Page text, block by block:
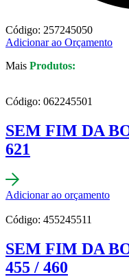
Código: 257245050
Adicionar ao Orçamento
Mais Produtos:
Código: 062245501
SEM FIM DA
621
Adicionar ao orçamento
Código: 455245511
SEM FIM DA
455 / 460